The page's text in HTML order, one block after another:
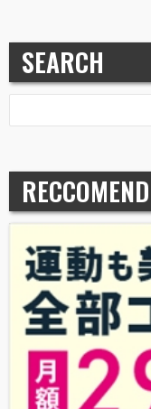
SEARCH
RECCOMEND